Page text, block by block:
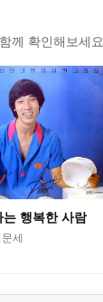
께 확인해보세요.
는 행복한 사람
세